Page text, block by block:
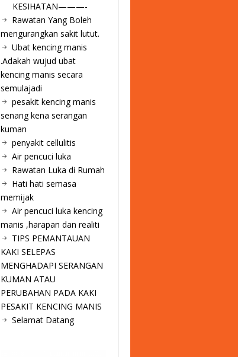
KESIHATAN———-
Rawatan Yang Boleh
mengurangkan sakit lutut.
Ubat kencing manis
.Adakah wujud ubat
kencing manis secara
semulajadi
pesakit kencing manis
senang kena serangan
kuman
penyakit cellulitis
Air pencuci luka
Rawatan Luka di Rumah
Hati hati semasa
memijak
Air pencuci luka kencing
manis ,harapan dan realiti
TIPS PEMANTAUAN
KAKI SELEPAS
MENGHADAPI SERANGAN
KUMAN ATAU
PERUBAHAN PADA KAKI
PESAKIT KENCING MANIS
Selamat Datang